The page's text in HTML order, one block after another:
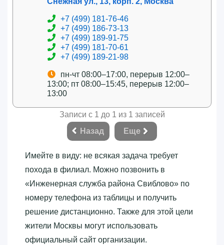
+7 (499) 181-76-46
+7 (499) 186-73-13
+7 (499) 189-91-75
+7 (499) 181-70-61
+7 (499) 189-21-98
пн-чт 08:00–17:00, перерыв 12:00–
13:00; пт 08:00–15:45, перерыв 12:00–
13:00
Записи с 1 до 1 из 1 записей
Назад
Еще
Имейте в виду: не всякая задача требует
похода в филиал. Можно позвонить в
«‎Инженерная служба района Свиблово»‎ по
номеру телефона из таблицы и получить
решение дистанционно. Также для этой цели
жители Москвы могут использовать
официальный сайт организации.